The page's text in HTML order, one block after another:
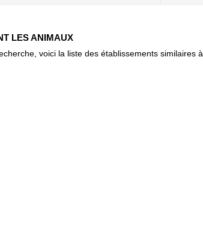
LES ANIMAUX
voici la liste des établissements similaires à